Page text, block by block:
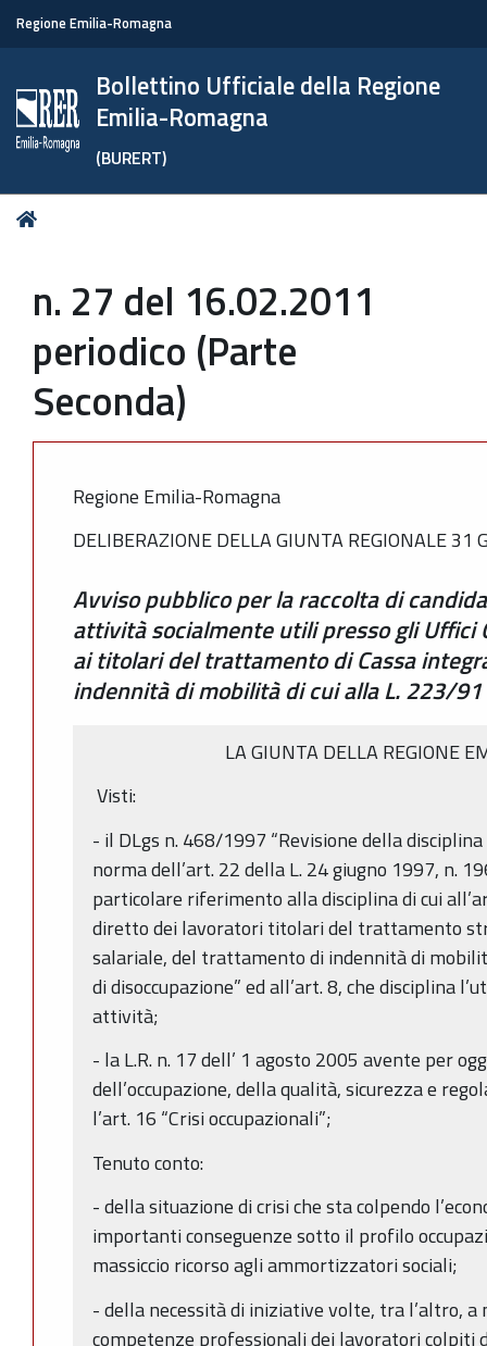
Regione Emilia-Romagna
Bollettino Ufficiale della Regione
Emilia-Romagna
(BURERT)
Tu
n. 27 del 16.02.2011
periodico (Parte
Seconda)
Regione Emilia-Romagna
DELIBERAZIONE DELLA GIUNTA REGIONALE
Avviso pubblico per la raccolta di
attività socialmente utili presso gli Uffici
ai titolari del trattamento di Cassa
indennità di mobilità di cui alla L. 223/91
LA GIUNTA DELLA REGIONE
Visti:
- il DLgs n. 468/1997 “Revisione della
norma dell’art. 22 della L. 24 giugno 1997, n.
particolare riferimento alla disciplina di cui
diretto dei lavoratori titolari del trattamento
salariale, del trattamento di indennità di
di disoccupazione” ed all’art. 8, che disciplina
attività;
- la L.R. n. 17 dell’ 1 agosto 2005 avente per
dell’occupazione, della qualità, sicurezza e
l’art. 16 “Crisi occupazionali”;
Tenuto conto:
- della situazione di crisi che sta colpendo
importanti conseguenze sotto il profilo
massiccio ricorso agli ammortizzatori sociali;
- della necessità di iniziative volte, tra l’altro,
competenze professionali dei lavoratori colpiti